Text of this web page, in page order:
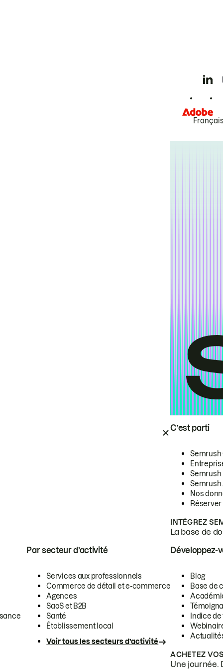
C’est parti
Semrush
Semrush
Semrush
Nos
INTÉGREZ
La base de
Par secteur d’activité
Services aux professionnels
Commerce de détail et e-commerce
Agences
SaaS et B2B
Santé
Établissement local
Voir tous les secteurs d’activité
Développez-
Blog
Base de
Indice
ACHETEZ
Une journée.